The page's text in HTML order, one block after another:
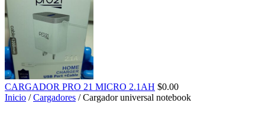
CARGADOR PRO 21 MICRO 2.1AH $0.00
Inicio /Cargadores / Cargador universal notebook